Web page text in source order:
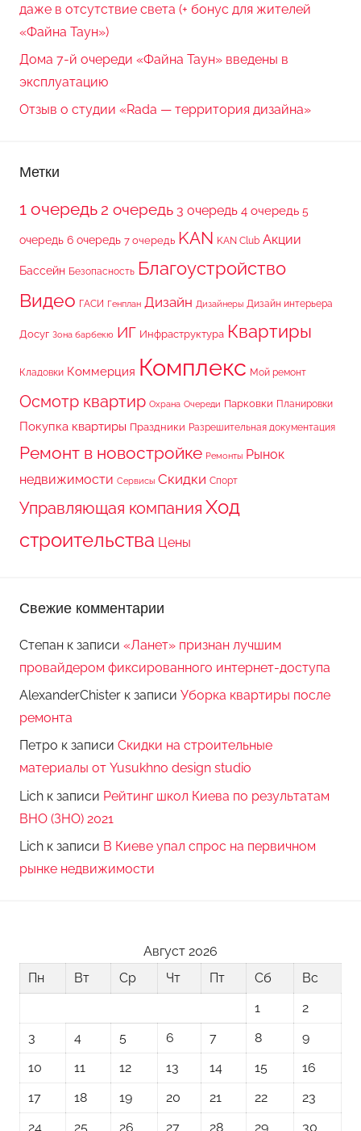
даже в отсутствие света (+ бонус для жителей
«Файна Таун»)
Дома 7-й очереди «Файна Таун» введены в
эксплуатацию
Отзыв о студии «Rada — территория дизайна»
Метки
1 очередь2 очередь 3 очередь 4 очередь 5
очередь 6 очередь 7 очередь KAN KAN Club Акции
Бассейн Безопасность Благоустройство
Видео ГАСИ Генплан Дизайн Дизайнеры Дизайн интерьера
Досуг Зона барбекю ИГ Инфраструктура Квартиры
Кладовки Коммерция Комплекс Мой ремонт
Осмотр квартир Охрана Очереди Парковки Планировки
Покупка квартиры Праздники Разрешительная документация
Ремонт в новостройке Ремонты Рынок
недвижимости Сервисы Скидки Спорт
Управляющая компания Ход
строительства Цены
Свежие комментарии
Степан к записи «Ланет» признан лучшим
провайдером фиксированного интернет-доступа
AlexanderChister к записи Уборка квартиры после
ремонта
Петро к записи Скидки на строительные
материалы от Yusukhno design studio
Lich к записи Рейтинг школ Киева по результатам
ВНО (ЗНО) 2021
Lich к записи В Киеве упал спрос на первичном
рынке недвижимости
Август 2026
Пн
Вт Ср Чт Пт Сб
Вс
1
2
3
4 5 6 7 8
9
10
11 12 13 14 15
16
17
18 19 20 21 22
23
24
25 26 27 28 29 30